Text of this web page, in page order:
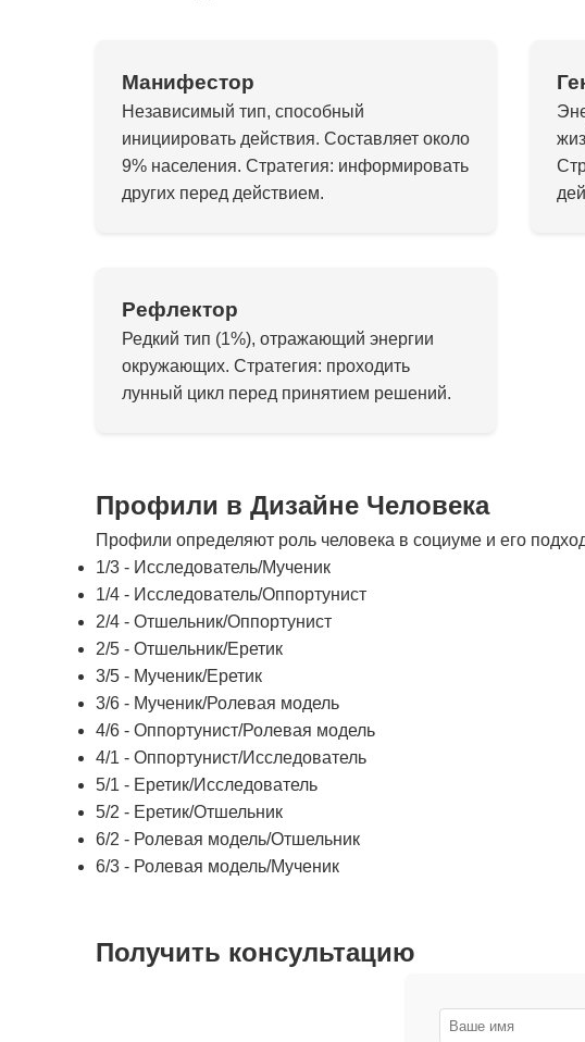
Манифестор
Независимый тип, способный
инициировать действия. Составляет около
9% населения. Стратегия: информировать
других перед действием.
Рефлектор
Редкий тип (1%), отражающий энергии
окружающих. Стратегия: проходить
лунный цикл перед принятием решений.
Профили в Дизайне Человека
Профили определяют роль человека в социуме и его
1/3 - Исследователь/Мученик
1/4 - Исследователь/Оппортунист
2/4 - Отшельник/Оппортунист
2/5 - Отшельник/Еретик
3/5 - Мученик/Еретик
3/6 - Мученик/Ролевая модель
4/6 - Оппортунист/Ролевая модель
4/1 - Оппортунист/Исследователь
5/1 - Еретик/Исследователь
5/2 - Еретик/Отшельник
6/2 - Ролевая модель/Отшельник
6/3 - Ролевая модель/Мученик
Получить консультацию